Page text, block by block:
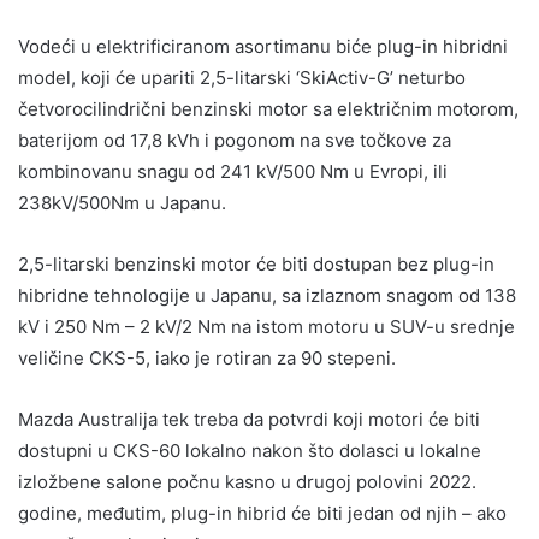
Vodeći u elektrificiranom asortimanu biće plug-in hibridni
model, koji će upariti 2,5-litarski ‘SkiActiv-G’ neturbo
četvorocilindrični benzinski motor sa električnim motorom,
baterijom od 17,8 kVh i pogonom na sve točkove za
kombinovanu snagu od 241 kV/500 Nm u Evropi, ili
238kV/500Nm u Japanu.
2,5-litarski benzinski motor će biti dostupan bez plug-in
hibridne tehnologije u Japanu, sa izlaznom snagom od 138
kV i 250 Nm – 2 kV/2 Nm na istom motoru u SUV-u srednje
veličine CKS-5, iako je rotiran za 90 stepeni.
Mazda Australija tek treba da potvrdi koji motori će biti
dostupni u CKS-60 lokalno nakon što dolasci u lokalne
izložbene salone počnu kasno u drugoj polovini 2022.
godine, međutim, plug-in hibrid će biti jedan od njih – ako